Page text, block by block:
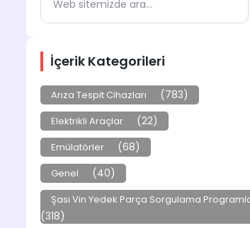
İçerik Kategorileri
Arıza Tespit Cihazları (783)
Elektrikli Araçlar (22)
Emülatörler (68)
Genel (40)
Şasi Vin Yedek Parça Sorgulama
(318)